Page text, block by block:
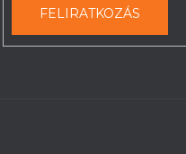
FELIRATKOZÁS